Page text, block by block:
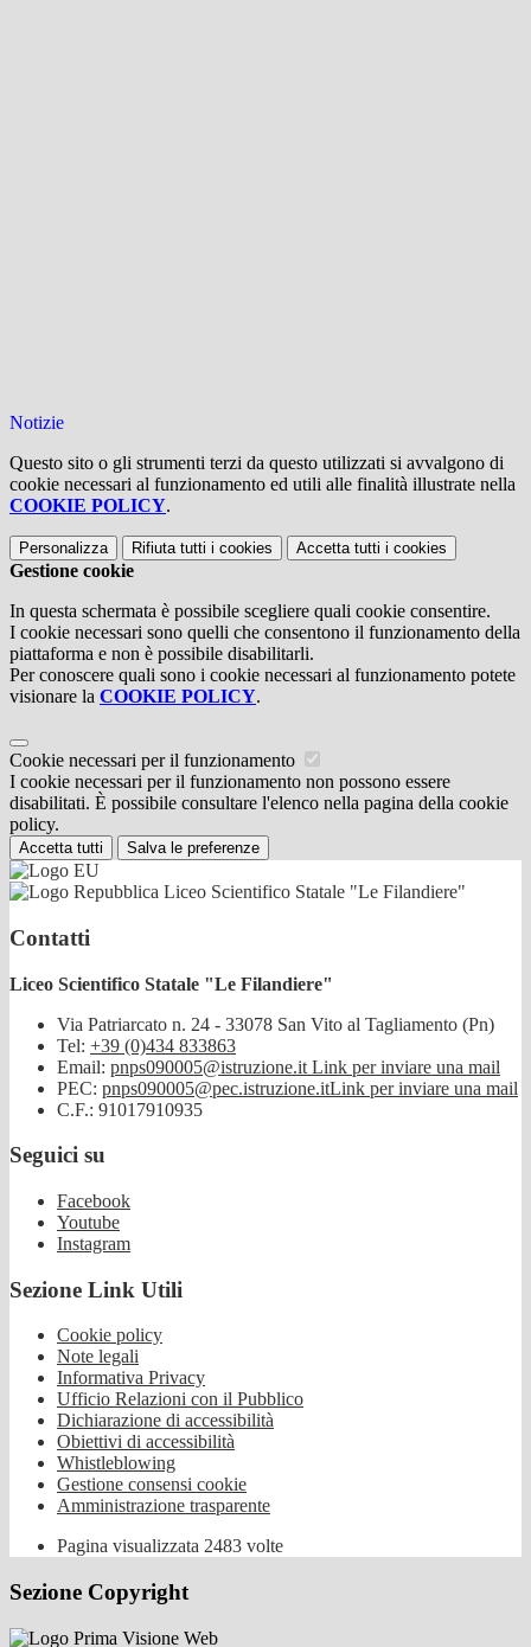
Notizie
Questo sito o gli strumenti terzi da questo utilizzati si avvalgono di
cookie necessari al funzionamento ed utili alle finalità illustrate nella
COOKIE POLICY.
Personalizza Rifiuta tutti i cookies Accetta tutti i cookies
Gestione cookie
In questa schermata è possibile scegliere quali cookie consentire.
I cookie necessari sono quelli che consentono il funzionamento della
piattaforma e non è possibile disabilitarli.
Per conoscere quali sono i cookie necessari al funzionamento potete
visionare la COOKIE POLICY.
Cookie necessari per il funzionamento
I cookie necessari per il funzionamento non possono essere
disabilitati. È possibile consultare l'elenco nella pagina della cookie
policy.
Accetta tutti Salva le preferenze
Liceo Scientifico Statale "Le Filandiere"
Contatti
Liceo Scientifico Statale "Le Filandiere"
Via Patriarcato n. 24 - 33078 San Vito al Tagliamento (Pn)
Tel: +39 (0)434 833863
Email: pnps090005@istruzione.it Link per inviare una mail
PEC: pnps090005@pec.istruzione.itLink per inviare una mail
C.F.: 91017910935
Seguici su
Facebook
Youtube
Instagram
Sezione Link Utili
Cookie policy
Note legali
Informativa Privacy
Ufficio Relazioni con il Pubblico
Dichiarazione di accessibilità
Obiettivi di accessibilità
Whistleblowing
Gestione consensi cookie
Amministrazione trasparente
Pagina visualizzata 2483 volte
Sezione Copyright